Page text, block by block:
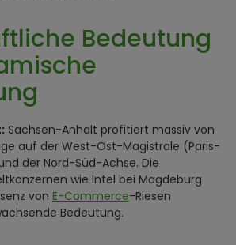
Bedeutung
Sachsen-Anhalt profitiert massiv von
auf der West-Ost-Magistrale (Paris-
der Nord-Süd-Achse. Die
wie Intel bei Magdeburg
von E-Commerce-Riesen
Bedeutung.